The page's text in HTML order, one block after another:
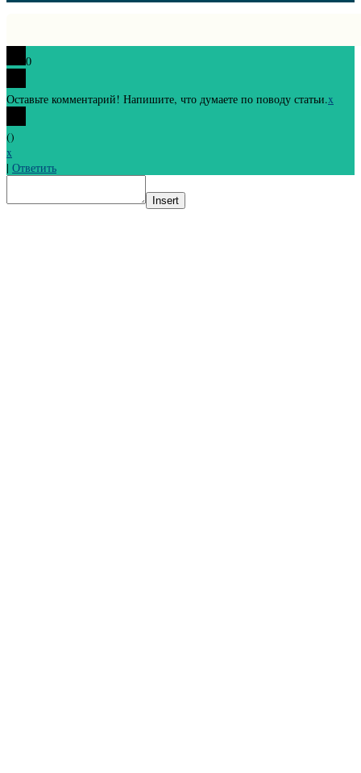
0
Оставьте комментарий! Напишите, что думаете по поводу статьи.x
()
x
| Ответить
Insert